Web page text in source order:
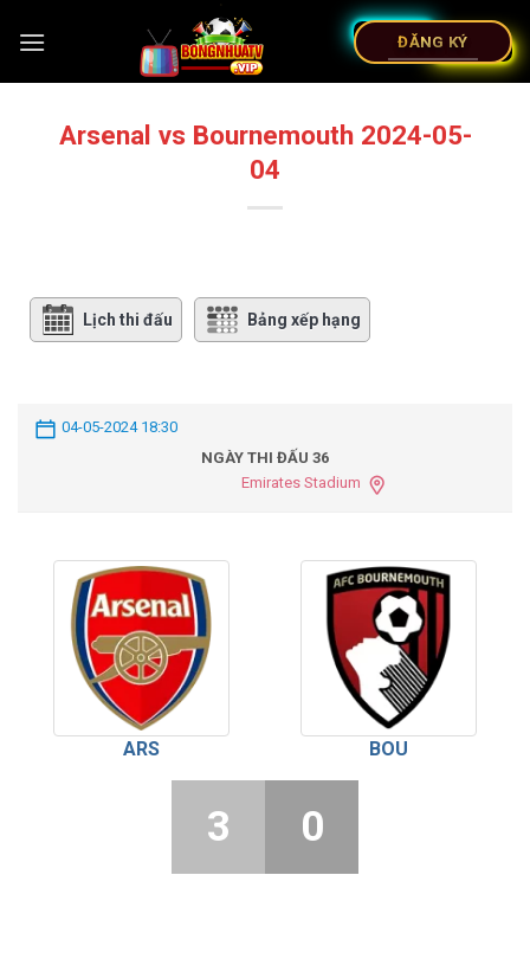
ĐĂNG KÝ
Arsenal vs Bournemouth 2024-05-
04
Lịch thi đấu Bảng xếp hạng
04-05-2024 18:30
NGÀY THI ĐẤU 36
Emirates Stadium
ARS BOU
3 0